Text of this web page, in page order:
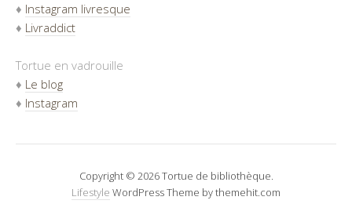
♦ Instagram livresque
♦ Livraddict
Tortue en vadrouille
♦ Le blog
♦ Instagram
Copyright © 2026 Tortue de bibliothèque.
Lifestyle WordPress Theme by themehit.com